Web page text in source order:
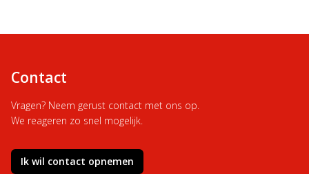
Contact
Vragen? Neem gerust contact met ons op.
We reageren zo snel mogelijk.
Ik wil contact opnemen